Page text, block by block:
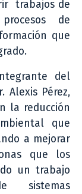
trabajos de
de
que
del
Alexis Pérez,
la reducción
que
a mejorar
que los
un trabajo
sistemas